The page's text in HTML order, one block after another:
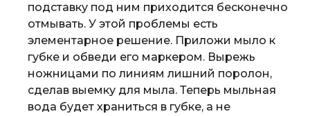
подставку под ним приходится бесконечно
отмывать. У этой проблемы есть
элементарное решение. Приложи мыло к
губке и обведи его маркером. Вырежь
ножницами по линиям лишний поролон,
сделав выемку для мыла. Теперь мыльная
вода будет храниться в губке, а не